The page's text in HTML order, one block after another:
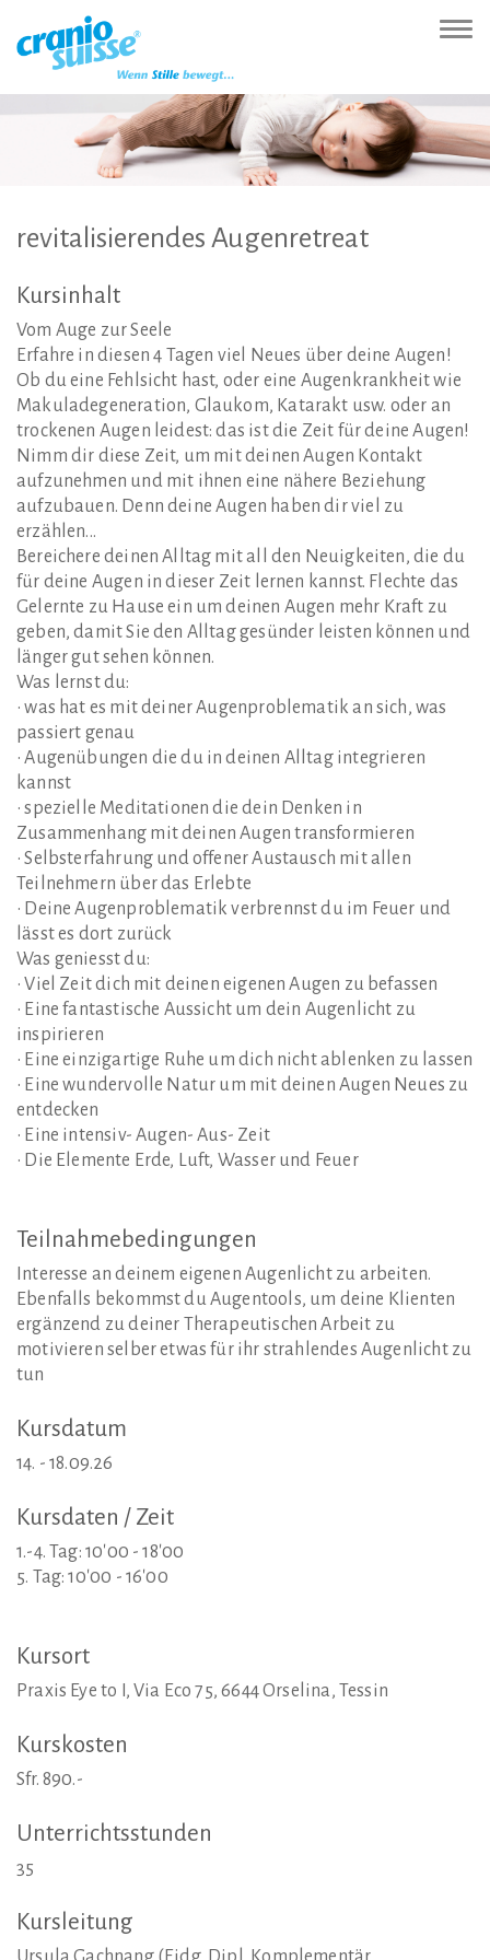
(Accesskey
Hauptnavigation
(Accesskey
Inhalt
(Accesskey
Sprachumschaltung
(Accesskey
revitalisierendes Augenretreat
Kursinhalt
Vom Auge zur Seele
Erfahre in diesen 4 Tagen viel Neues über deine Augen!
Ob du eine Fehlsicht hast, oder eine Augenkrankheit wie
Makuladegeneration, Glaukom, Katarakt usw. oder an
trockenen Augen leidest: das ist die Zeit für deine Augen!
Nimm dir diese Zeit, um mit deinen Augen Kontakt
aufzunehmen und mit ihnen eine nähere Beziehung
aufzubauen. Denn deine Augen haben dir viel zu
erzählen...
Bereichere deinen Alltag mit all den Neuigkeiten, die du
für deine Augen in dieser Zeit lernen kannst. Flechte das
Gelernte zu Hause ein um deinen Augen mehr Kraft zu
geben, damit Sie den Alltag gesünder leisten können und
länger gut sehen können.
Was lernst du:
• was hat es mit deiner Augenproblematik an sich, was
passiert genau
• Augenübungen die du in deinen Alltag integrieren
kannst
• spezielle Meditationen die dein Denken in
Zusammenhang mit deinen Augen transformieren
• Selbsterfahrung und offener Austausch mit allen
Teilnehmern über das Erlebte
• Deine Augenproblematik verbrennst du im Feuer und
lässt es dort zurück
Was geniesst du:
• Viel Zeit dich mit deinen eigenen Augen zu befassen
• Eine fantastische Aussicht um dein Augenlicht zu
inspirieren
• Eine einzigartige Ruhe um dich nicht ablenken zu lassen
• Eine wundervolle Natur um mit deinen Augen Neues zu
entdecken
• Eine intensiv- Augen- Aus- Zeit
• Die Elemente Erde, Luft, Wasser und Feuer
Teilnahmebedingungen
Interesse an deinem eigenen Augenlicht zu arbeiten.
Ebenfalls bekommst du Augentools, um deine Klienten
ergänzend zu deiner Therapeutischen Arbeit zu
motivieren selber etwas für ihr strahlendes Augenlicht zu
tun
Kursdatum
14. - 18.09.26
Kursdaten / Zeit
1.-4. Tag: 10'00 - 18'00
5. Tag: 10'00 - 16'00
Kursort
Praxis Eye to I, Via Eco 75, 6644 Orselina, Tessin
Kurskosten
Sfr. 890.-
Unterrichtsstunden
35
Kursleitung